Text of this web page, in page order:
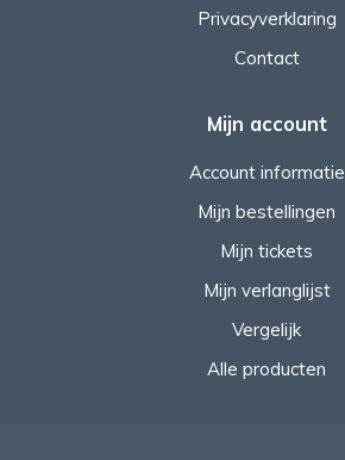
Privacyverklaring
Contact
Mijn account
Account informatie
Mijn bestellingen
Mijn tickets
Mijn verlanglijst
Vergelijk
Alle producten